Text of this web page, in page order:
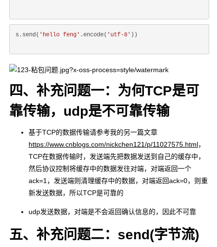
s.send( 'hello feng' .encode( 'utf-8' ))
四、补充问题一：为何TCP是可
靠传输，udp是不可靠传输
基于TCP的数据传输请参考我的另一篇文章
https://www.cnblogs.com/nickchen121/p/11027575.html，
TCP在数据传输时，发送端先把数据发送到自己的缓存中，
然后协议控制将缓存中的数据发往对端，对端返回一个
ack=1，发送端则清理缓存中的数据，对端返回ack=0，则重
新发送数据，所以TCP是可靠的
udp发送数据，对端是不会返回确认信息的，因此不可靠
五、补充问题二：send(字节流)